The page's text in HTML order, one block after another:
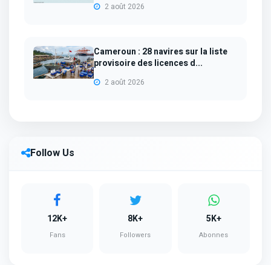
2 août 2026
Cameroun : 28 navires sur la liste
provisoire des licences d...
2 août 2026
Follow Us
12K+
Fans
8K+
Followers
5K+
Abonnes